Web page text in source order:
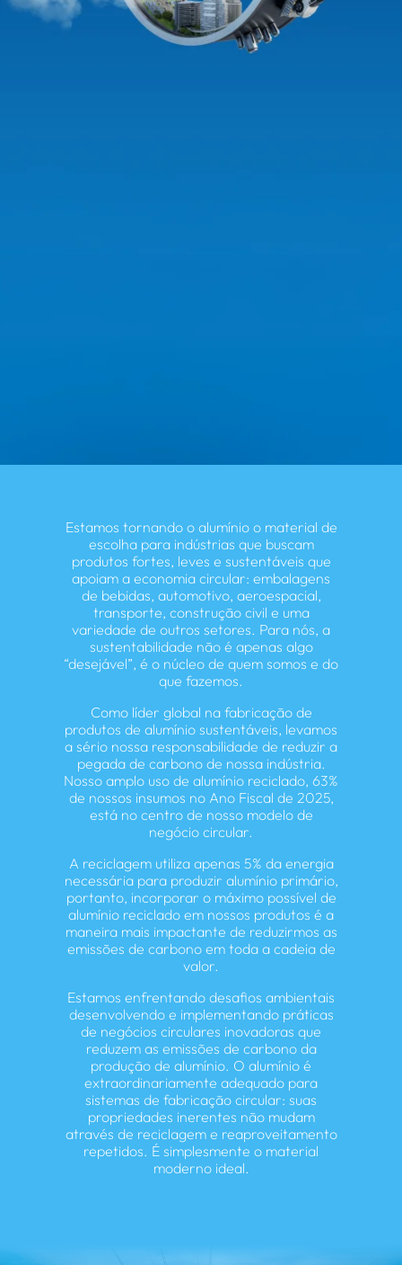
Estamos tornando o alumínio o material de
escolha para indústrias que buscam
produtos fortes, leves e sustentáveis que
apoiam a economia circular: embalagens
de bebidas, automotivo, aeroespacial,
transporte, construção civil e uma
variedade de outros setores. Para nós, a
sustentabilidade não é apenas algo
“desejável”, é o núcleo de quem somos e do
que fazemos.
Como líder global na fabricação de
produtos de alumínio sustentáveis, levamos
a sério nossa responsabilidade de reduzir a
pegada de carbono de nossa indústria.
Nosso amplo uso de alumínio reciclado, 63%
de nossos insumos no Ano Fiscal de 2025,
está no centro de nosso modelo de
negócio circular.
A reciclagem utiliza apenas 5% da energia
necessária para produzir alumínio primário,
portanto, incorporar o máximo possível de
alumínio reciclado em nossos produtos é a
maneira mais impactante de reduzirmos as
emissões de carbono em toda a cadeia de
valor.
Estamos enfrentando desafios ambientais
desenvolvendo e implementando práticas
de negócios circulares inovadoras que
reduzem as emissões de carbono da
produção de alumínio. O alumínio é
extraordinariamente adequado para
sistemas de fabricação circular: suas
propriedades inerentes não mudam
através de reciclagem e reaproveitamento
repetidos. É simplesmente o material
moderno ideal.